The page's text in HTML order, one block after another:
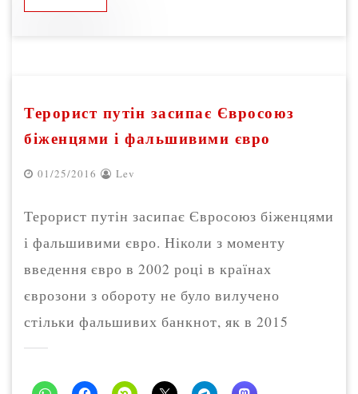
Терорист путін засипає Євросоюз
біженцями і фальшивими євро
01/25/2016 Lev
Терорист путін засипає Євросоюз біженцями
і фальшивими євро. Ніколи з моменту
введення євро в 2002 році в країнах
єврозони з обороту не було вилучено
стільки фальшивих банкнот, як в 2015